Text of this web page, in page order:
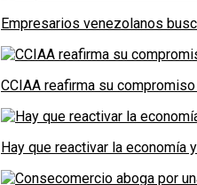
Empresarios venezolanos
CCIAA reafirma su
Hay que reactivar la economía